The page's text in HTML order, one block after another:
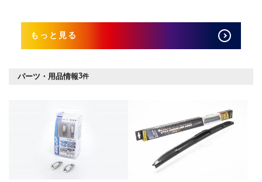
もっと見る
パーツ・用品情報3件